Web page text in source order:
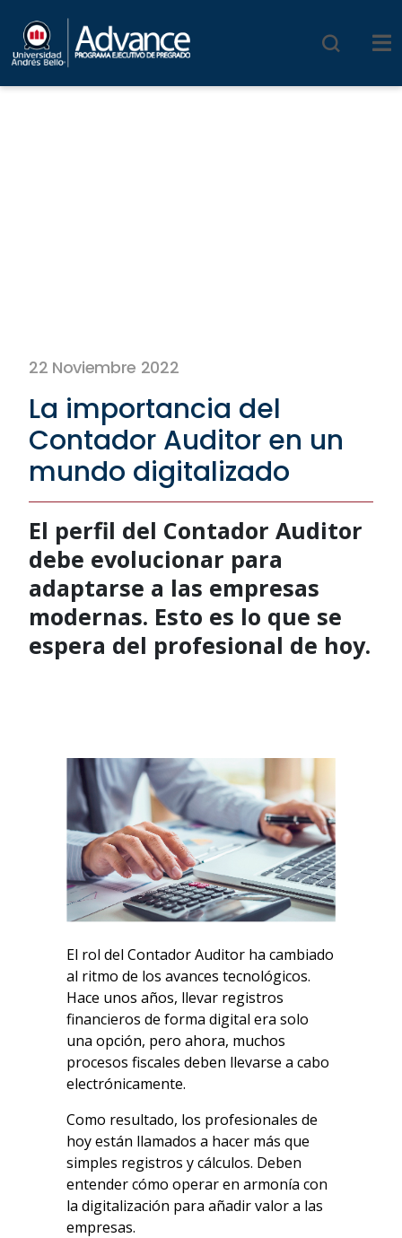
22 Noviembre 2022
La importancia del
Contador Auditor en un
mundo digitalizado
El perfil del Contador Auditor
debe evolucionar para
adaptarse a las empresas
modernas. Esto es lo que se
espera del profesional de hoy.
El rol del Contador Auditor ha cambiado
al ritmo de los avances tecnológicos.
Hace unos años, llevar registros
financieros de forma digital era solo
una opción, pero ahora, muchos
procesos fiscales deben llevarse a cabo
electrónicamente.
Como resultado, los profesionales de
hoy están llamados a hacer más que
simples registros y cálculos. Deben
entender cómo operar en armonía con
la digitalización para añadir valor a las
empresas.